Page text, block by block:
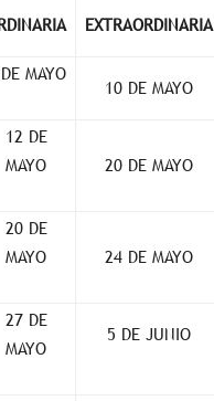
EXTRAORDINARIA
MAYO
10 DE MAYO
12 DE
MAYO
20 DE MAYO
20 DE
MAYO
24 DE MAYO
27 DE
MAYO
5 DE JUNIO